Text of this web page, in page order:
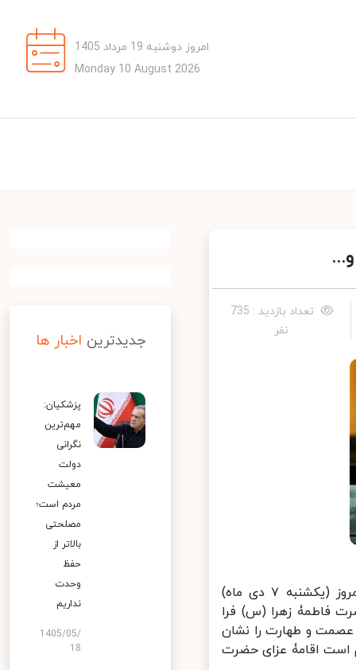
امروز دوشنبه 19 مرداد 1405
Monday 10 August 2026
تعداد بازدید : 735
نفر
محمدباقر قالیباف رئیس مجلس شورای اسلامی در جلسه علنی امروز (یکشنبه ۷ دی ماه)
فاطمۀ زهرا (س) فرا
و طهارت را نشان
است اقامۀ عزای حضرت
جدیدترین اخبار ها
پزشکیان:
مهم‌ترین
نگرانی
دولت
معیشت
مردم است؛
مصلحتی
بالاتر از
حفظ
وحدت
نداریم
1405/05/
18